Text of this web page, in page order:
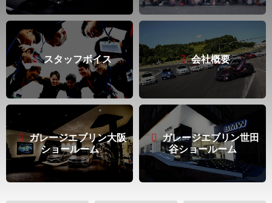
スタッフボイス 会社概要
ガレージエブリン大阪
ショールーム
ガレージエブリン世田
谷ショールーム